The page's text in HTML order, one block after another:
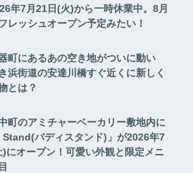
年7月21日(火)から一時休業中。8月
レッシュオープン予定みたい！
町にあるあの空き地がついに動い
浜街道の安達川橋すぐ近くに新しく
とは？
町のアミチャーベーカリー敷地内に
Stand(バディスタンド)」が2026年7
)にオープン！可愛い外観と限定メニ